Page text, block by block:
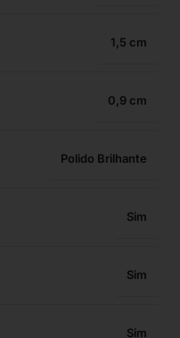
1,5
0,9
Polido Brilhante
Sim
Sim
Sim